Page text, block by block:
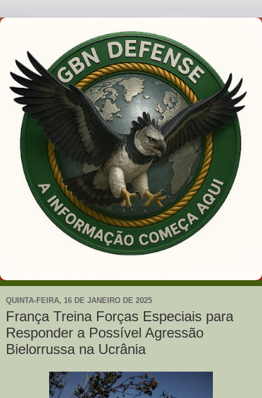
QUINTA-FEIRA, 16 DE JANEIRO DE 2025
França Treina Forças Especiais para
Responder a Possível Agressão
Bielorrussa na Ucrânia